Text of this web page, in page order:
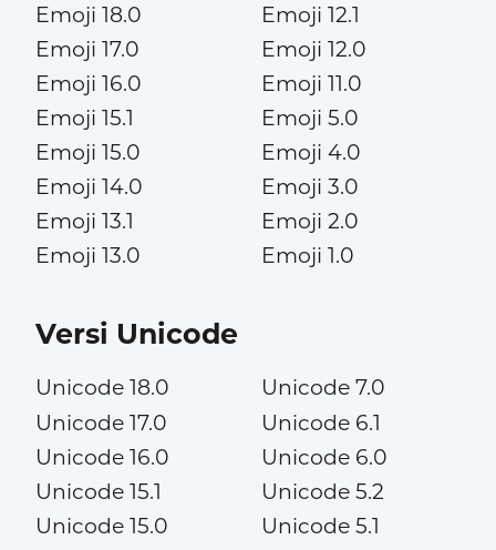
Emoji 18.0
Emoji 17.0
Emoji 16.0
Emoji 15.1
Emoji 15.0
Emoji 14.0
Emoji 13.1
Emoji 13.0
Emoji 12.1
Emoji 12.0
Emoji 11.0
Emoji 5.0
Emoji 4.0
Emoji 3.0
Emoji 2.0
Emoji 1.0
Versi Unicode
Unicode 18.0
Unicode 17.0
Unicode 16.0
Unicode 15.1
Unicode 15.0
Unicode 7.0
Unicode 6.1
Unicode 6.0
Unicode 5.2
Unicode 5.1